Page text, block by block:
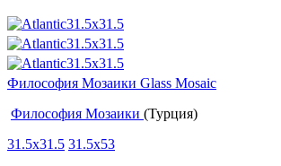
Философия Мозаики Glass Mosaic
Философия Мозаики (Турция)
31.5x31.5 31.5x53